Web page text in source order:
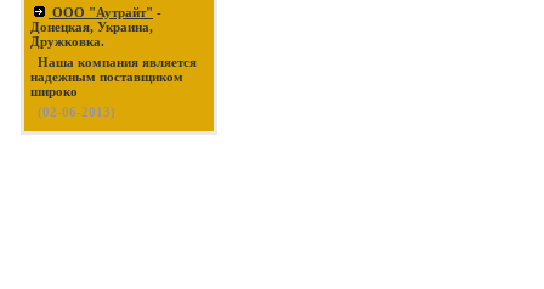
ООО "Аутрайт" -
Донецкая, Украина,
Дружковка.
Наша компания является
надежным поставщиком
широко
(02-06-2013)